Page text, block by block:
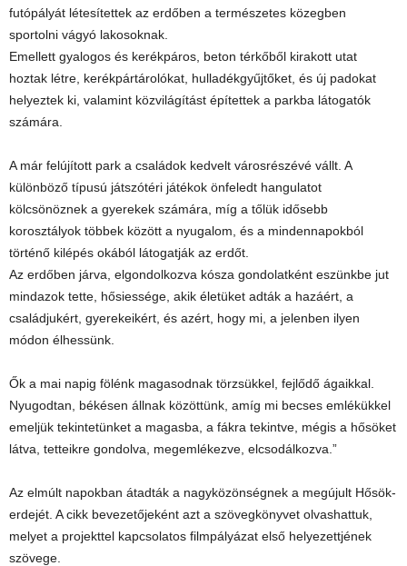
futópályát létesítettek az erdőben a természetes közegben
sportolni vágyó lakosoknak.
Emellett gyalogos és kerékpáros, beton térkőből kirakott utat
hoztak létre, kerékpártárolókat, hulladékgyűjtőket, és új padokat
helyeztek ki, valamint közvilágítást építettek a parkba látogatók
számára.
A már felújított park a családok kedvelt városrészévé vállt. A
különböző típusú játszótéri játékok önfeledt hangulatot
kölcsönöznek a gyerekek számára, míg a tőlük idősebb
korosztályok többek között a nyugalom, és a mindennapokból
történő kilépés okából látogatják az erdőt.
Az erdőben járva, elgondolkozva kósza gondolatként eszünkbe jut
mindazok tette, hősiessége, akik életüket adták a hazáért, a
családjukért, gyerekeikért, és azért, hogy mi, a jelenben ilyen
módon élhessünk.
Ők a mai napig fölénk magasodnak törzsükkel, fejlődő ágaikkal.
Nyugodtan, békésen állnak közöttünk, amíg mi becses emlékükkel
emeljük tekintetünket a magasba, a fákra tekintve, mégis a hősöket
látva, tetteikre gondolva, megemlékezve, elcsodálkozva.”
Az elmúlt napokban átadták a nagyközönségnek a megújult Hősök-
erdejét. A cikk bevezetőjeként azt a szövegkönyvet olvashattuk,
melyet a projekttel kapcsolatos filmpályázat első helyezettjének
szövege.